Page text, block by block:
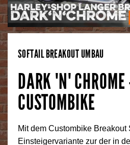
SOFTAIL BREAKOUT UMBAU
DARK 'N' CHROME
CUSTOMBIKE
Mit dem Custombike
Einsteigervariante zur der in